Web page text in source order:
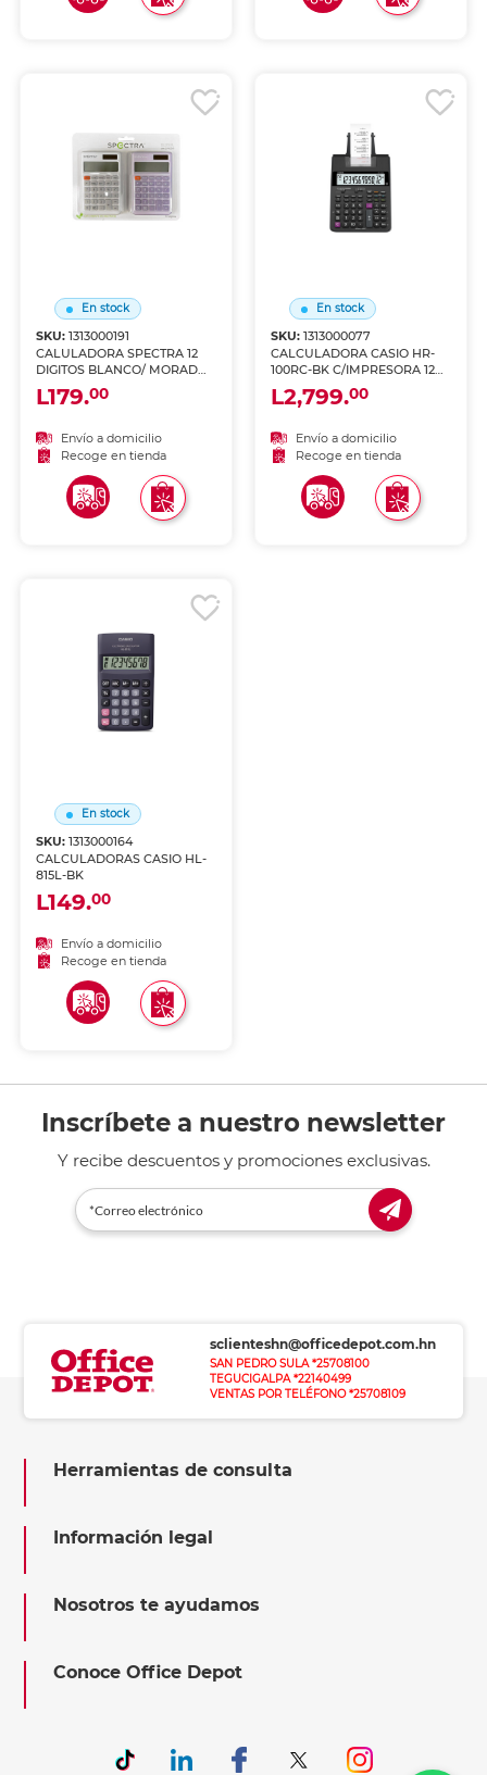
En stock
SKU:1313000191
CALULADORA SPECTRA 12
DIGITOS BLANCO/ MORADO
2U
L179.00
Envío a domicilio
Recoge en tienda
En stock
SKU: 1313000077
CALCULADORA CASIO HR-
100RC-BK C/IMPRESORA 12
DIG
L2,799.00
Envío a domicilio
Recoge en tienda
En stock
SKU:1313000164
CALCULADORAS CASIO HL-
815L-BK
L149.00
Envío a domicilio
Recoge en tienda
Inscríbete a nuestro newsletter
Y recibe descuentos y promociones exclusivas.
sclienteshn@officedepot.com.hn
SAN PEDRO SULA *25708100
TEGUCIGALPA *22140499
VENTAS POR TELÉFONO *25708109
Herramientas de consulta
Información legal
Nosotros te ayudamos
Conoce Office Depot